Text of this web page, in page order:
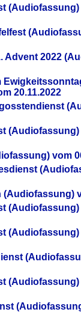
(Audiofassung)
Advent 2022
20.11.2022
(Audiofassung)
vom
(Audiofassung)
(Audiofassung)
(Audiofassung)